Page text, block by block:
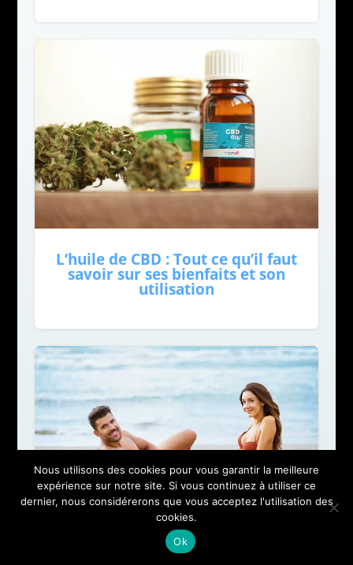
L’huile de CBD : Tout ce qu’il faut
savoir sur ses bienfaits et son
utilisation
Nous utilisons des cookies pour vous garantir la meilleure
expérience sur notre site. Si vous continuez à utiliser ce
dernier, nous considérerons que vous acceptez l'utilisation des
cookies.
Ok